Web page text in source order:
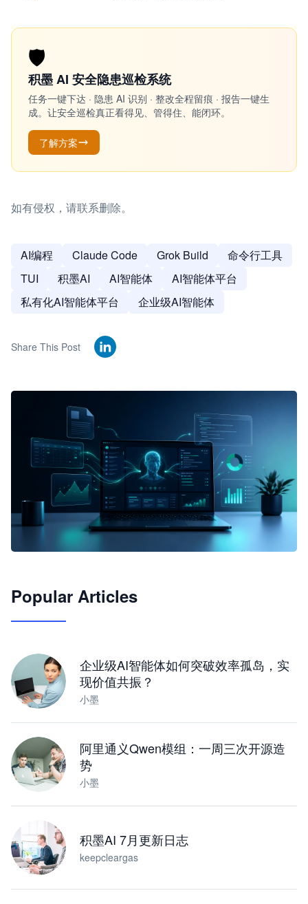
🛡️
积墨 AI 安全隐患巡检系统
任务一键下达 · 隐患 AI 识别 · 整改全程留痕 · 报告一键生
成。让安全巡检真正看得见、管得住、能闭环。
了解方案
如有侵权，请联系删除。
AI编程 Claude Code Grok Build
命令行工具
TUI
积墨AI AI智能体
AI智能体平台
私有化AI智能体平台
企业级AI智能体
Share This Post
JimoClaw 桌面 AI Agent 工作台
Popular Articles
企业级AI智能体如何突破效率孤岛，实
现价值共振？
小墨
阿里通义Qwen模组：一周三次开源造
势
小墨
积墨AI 7月更新日志
keepcleargas